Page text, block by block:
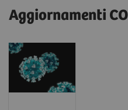
Aggiornamenti